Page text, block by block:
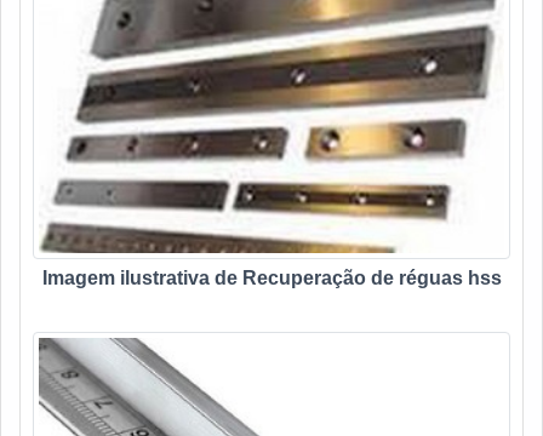
Imagem ilustrativa de Recuperação de réguas hss